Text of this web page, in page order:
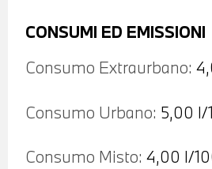
CONSUMI ED EMISSIONI
Consumo Extraurbano:
Consumo Urbano: 5,00 l/
Consumo Misto: 4,00 l/